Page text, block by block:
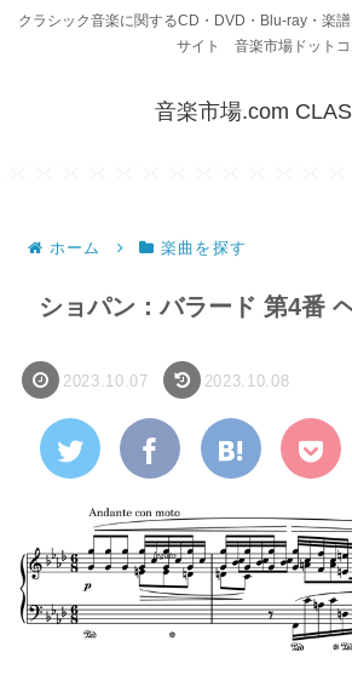
クラシック音楽に関するCD・DVD・Blu-ray・楽
サイト 音楽市場ドットコ
音楽市場.com
ホーム 楽曲を探す
ショパン：バラード 第4番
2023.10.07 2023.10.08